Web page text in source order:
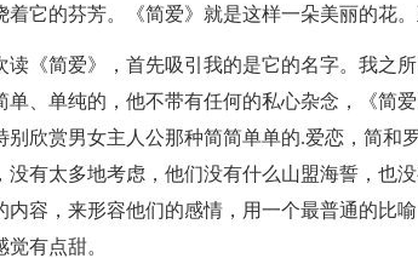
着它的芬芳。《简爱》就是这样一朵美丽的花。
读《简爱》，首先吸引我的是它的名字。我之
单、单纯的，他不带有任何的私心杂念，《简
别欣赏男女主人公那种简简单单的.爱恋，简和
没有太多地考虑，他们没有什么山盟海誓，也
内容，来形容他们的感情，用一个最普通的比
有点甜。